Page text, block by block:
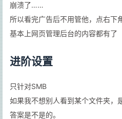
崩溃了……
所以看完广告后不用管他，点右下
基本上网页管理后台的内容都有了
进阶设置
只针对SMB
如果我不想别人看到某个文件夹，
答案是不是的。